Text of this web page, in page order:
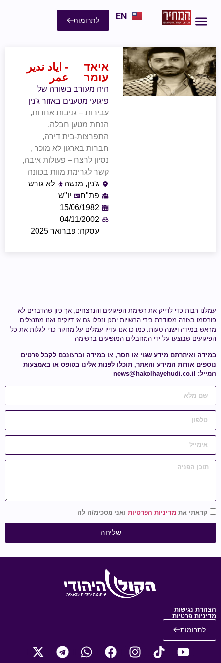
EN לתרומות
איאד
עומר
- اياد ندير
عمر
היה מעורב בשורה של
פיגועי מטענים באזור ג'נין
עבירות – גניבות אחרות,
הנחת מטען חבלה,
התפרצות-בית דירה,
חברות בארגון לא מוכר ,
נסיון לרצח – פעולות איבה,
קשר לגרימת מוות בכוונה
ג'נין, מנשה
לא גורש
פת"ח
יו"ש
15/06/1982
04/11/2002
עסקה: פברואר 2025
עמלנו רבות כדי לדייק את רשימת הפיגועים והנרצחים, אך כיון שהדברים לא
פורסמו בצורה מסודרת בידי הרשויות יתכן ונפלו גם אי דיוקים ואנו מתנצלים
מראש במידה וישנה טעות. כמו כן אנו עדיין עמלים על מחקר כדי לגלות את כל
הפיגועים שבוצעו על ידי המחבלים המופיעים ברשימה.
במידה ואיתרתם מידע שגוי או חסר, או במידה וברצונכם לקבל פרטים
נוספים אודות המידע והאתר, תוכלו לפנות אלינו בטופס או באמצעות
המייל:
news@hakolhayehudi.co.il
קראתי את מדיניות הפרטיות ואני מסכימ/ה לה
שליחה
הצהרת נגישות
מדיניות פרטיות
לתרומות